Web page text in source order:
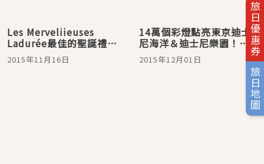
旅日優惠券
旅日地圖
Les Merveliieuses
Ladurée最佳的聖誕禮
物，甜美如同珍珠般的肌
膚【Today's item】
2015年11月16日
14萬個彩燈點亮東京迪士
尼海洋＆迪士尼樂園！一
起去體驗夢幻的光之國度
吧♪
2015年12月01日